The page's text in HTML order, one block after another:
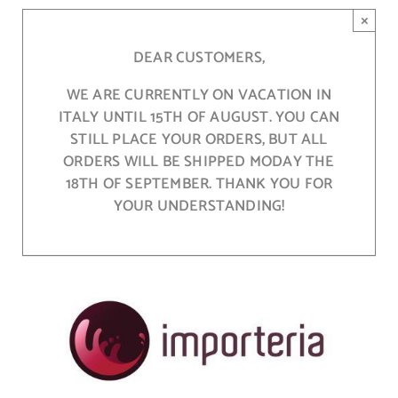
Skip
DEAR CUSTOMERS,
WE ARE CURRENTLY ON VACATION IN
ITALY UNTIL 15TH OF AUGUST. YOU CAN
STILL PLACE YOUR ORDERS, BUT ALL
ORDERS WILL BE SHIPPED MODAY THE
18TH OF SEPTEMBER. THANK YOU FOR
YOUR UNDERSTANDING!
×